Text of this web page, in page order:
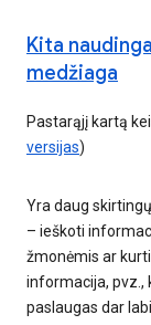
Kita
medžiaga
Pastarąjį kartą
versijas)
Yra daug
– ieškoti
žmonėmis ar
informacija, pvz.,
paslaugas dar